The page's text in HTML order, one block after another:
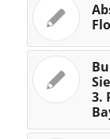
3.